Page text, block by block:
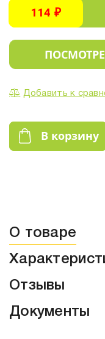
114 ₽
Добавить к
В корзину
О товаре
Отзывы
Документы